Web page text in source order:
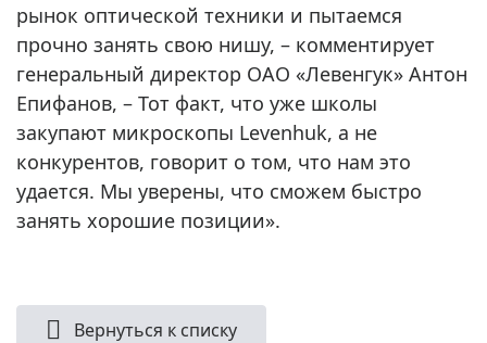
рынок оптической техники и пытаемся
прочно занять свою нишу, – комментирует
генеральный директор ОАО «Левенгук» Антон
Епифанов, – Тот факт, что уже школы
закупают микроскопы Levenhuk, а не
конкурентов, говорит о том, что нам это
удается. Мы уверены, что сможем быстро
занять хорошие позиции».
Вернуться к списку